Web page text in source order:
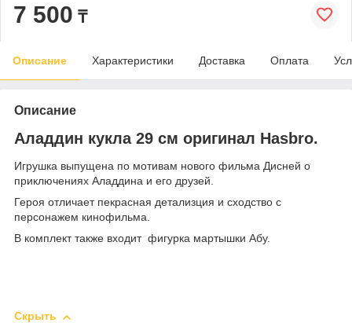
7 500 ₸
Описание Характеристики Доставка Оплата
Описание
Аладдин кукла 29 см оригинал Hasbro.
Игрушка выпущена по мотивам нового фильма Дисней о
приключениях Аладдина и его друзей.
Героя отличает пекрасная детализция и сходство с
персонажем кинофильма.
В комплект также входит фигурка мартышки Абу.
Скрыть